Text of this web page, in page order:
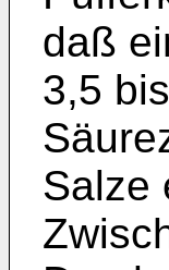
daß
3,5
Salze